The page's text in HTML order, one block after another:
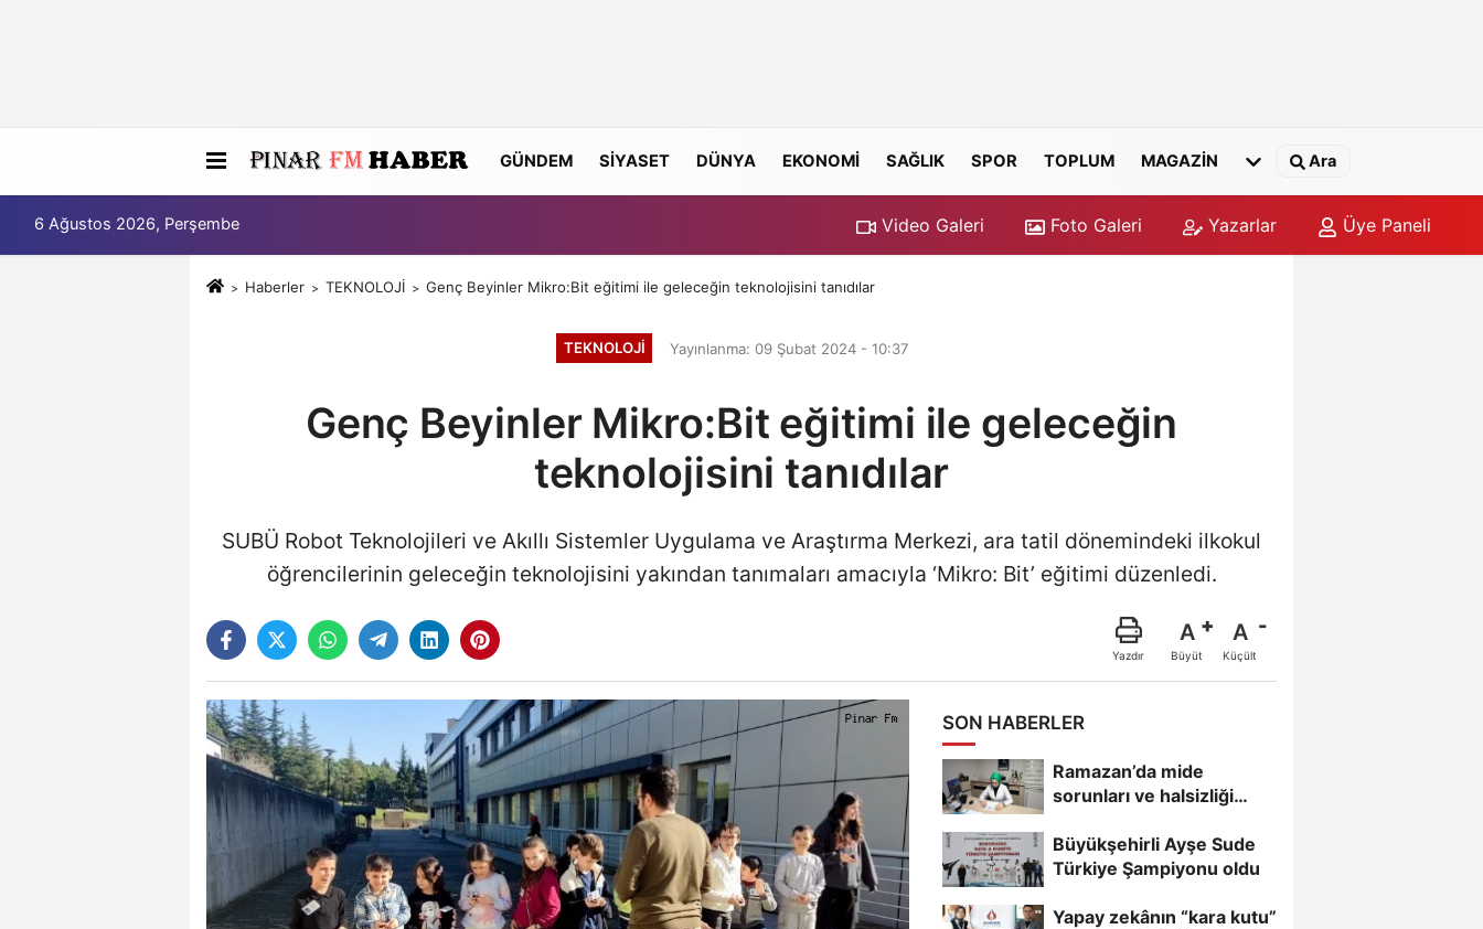
GÜNDEM SİYASET DÜNYA EKONOMİ SAĞLIK SPOR TOPLUM MAGAZİN Ara
6 Ağustos 2026, Perşembe Video Galeri Foto Galeri Yazarlar Üye Paneli
Haberler TEKNOLOJİ Genç Beyinler Mikro:Bit eğitimi ile geleceğin teknolojisini tanıdılar
TEKNOLOJİ Yayınlanma: 09 Şubat 2024 - 10:37
Genç Beyinler Mikro:Bit eğitimi ile geleceğin
teknolojisini tanıdılar
SUBÜ Robot Teknolojileri ve Akıllı Sistemler Uygulama ve Araştırma Merkezi, ara tatil dönemindeki ilkokul
öğrencilerinin geleceğin teknolojisini yakından tanımaları amacıyla ‘Mikro: Bit’ eğitimi düzenledi.
Yazdır
A
Büyüt
A
Küçült
SON HABERLER
Ramazan’da mide
sorunları ve halsizliği
Büyükşehirli Ayşe Sude
Türkiye Şampiyonu oldu
Yapay zekânın “kara kutu”